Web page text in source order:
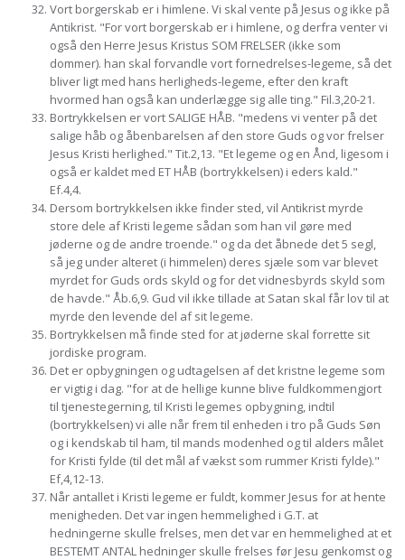
Vort borgerskab er i himlene. Vi skal vente på Jesus og ikke på
Antikrist. "For vort borgerskab er i himlene, og derfra venter vi
også den Herre Jesus Kristus SOM FRELSER (ikke som
dommer). han skal forvandle vort fornedrelses-legeme, så det
bliver ligt med hans herligheds-legeme, efter den kraft
hvormed han også kan underlægge sig alle ting." Fil.3,20-21.
Bortrykkelsen er vort SALIGE HÅB. "medens vi venter på det
salige håb og åbenbarelsen af den store Guds og vor frelser
Jesus Kristi herlighed." Tit.2,13. "Et legeme og en Ånd, ligesom i
også er kaldet med ET HÅB (bortrykkelsen) i eders kald."
Ef.4,4.
Dersom bortrykkelsen ikke finder sted, vil Antikrist myrde
store dele af Kristi legeme sådan som han vil gøre med
jøderne og de andre troende." og da det åbnede det 5 segl,
så jeg under alteret (i himmelen) deres sjæle som var blevet
myrdet for Guds ords skyld og for det vidnesbyrds skyld som
de havde." Åb.6,9. Gud vil ikke tillade at Satan skal får lov til at
myrde den levende del af sit legeme.
Bortrykkelsen må finde sted for at jøderne skal forrette sit
jordiske program.
Det er opbygningen og udtagelsen af det kristne legeme som
er vigtig i dag. "for at de hellige kunne blive fuldkommengjort
til tjenestegerning, til Kristi legemes opbygning, indtil
(bortrykkelsen) vi alle når frem til enheden i tro på Guds Søn
og i kendskab til ham, til mands modenhed og til alders målet
for Kristi fylde (til det mål af vækst som rummer Kristi fylde)."
Ef,4,12-13.
Når antallet i Kristi legeme er fuldt, kommer Jesus for at hente
menigheden. Det var ingen hemmelighed i G.T. at
hedningerne skulle frelses, men det var en hemmelighed at et
BESTEMT ANTAL hedninger skulle frelses før Jesu genkomst og